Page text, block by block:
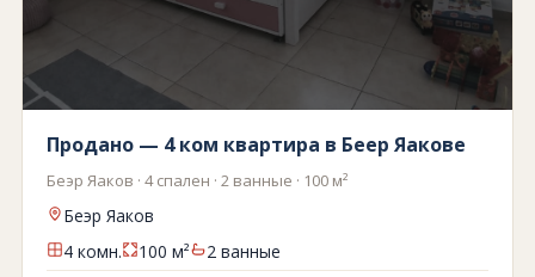
Продано — 4 ком квартира в Беер Яакове
Беэр Яаков · 4 спален · 2 ванные · 100 м²
Беэр Яаков
4 комн.
100 м² 2 ванные